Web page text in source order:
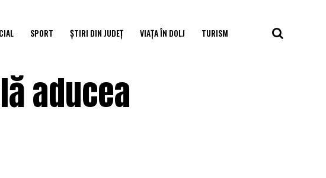
SPORT ȘTIRI DIN JUDEȚ VIAȚA ÎN DOLJ TURISM
aducea